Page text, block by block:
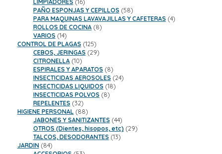
LIMPIADORES 16
productos
PAÑO ESPONJAS Y CEPILLOS 5858
productos
PARA MAQUINAS LAVAVAJILLAS Y CAFETERAS 44
ROLLOS DE COCINA 88
VARIOS 1414
productos
CONTROL DE PLAGAS 125125
productos
CEBOS, JERINGAS 2929
CITRONELLA 1010
productos
ESPIRALES Y APARATOS 88
productos
INSECTICIDAS AEROSOLES 2424
INSECTICIDAS LIQUIDOS 1818
INSECTICIDAS POLVOS 88
REPELENTES 3232
productos
HIGIENE PERSONAL 8888
productos
JABONES Y SANITIZANTES 4444
productos
OTROS (Dientes, hisopos, etc) 2929
TALCOS, DESODORANTES 1313
JARDIN 8484